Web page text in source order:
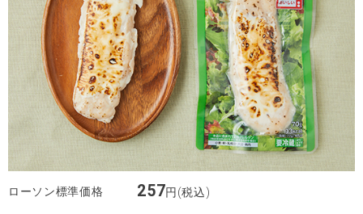
ローソン標準価格 257円(税込)